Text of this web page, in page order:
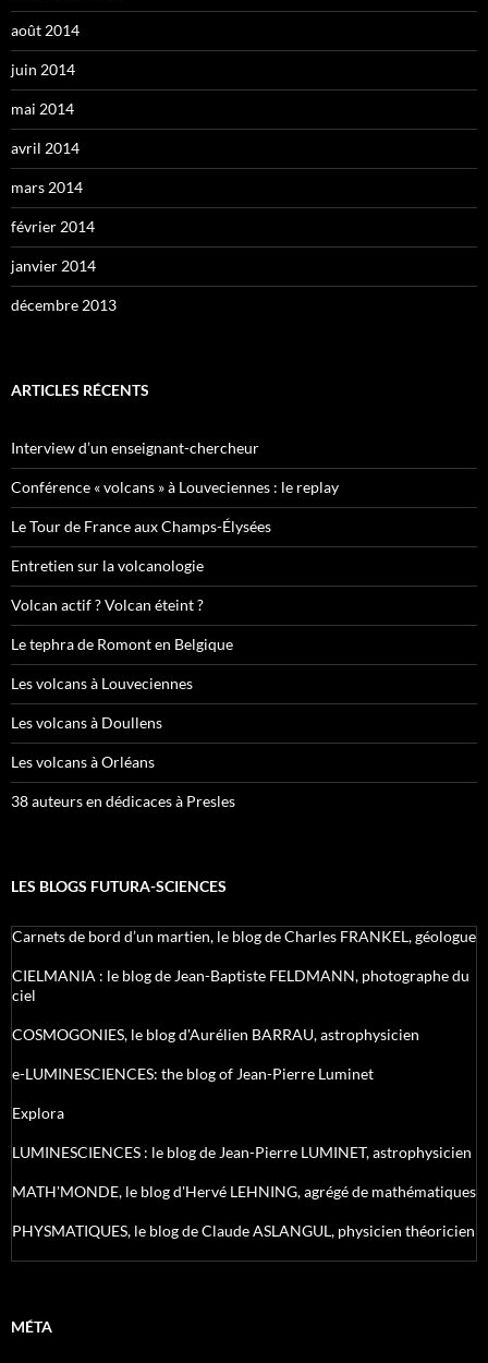
août 2014
juin 2014
mai 2014
avril 2014
mars 2014
février 2014
janvier 2014
décembre 2013
ARTICLES RÉCENTS
Interview d’un enseignant-chercheur
Conférence « volcans » à Louveciennes : le replay
Le Tour de France aux Champs-Élysées
Entretien sur la volcanologie
Volcan actif ? Volcan éteint ?
Le tephra de Romont en Belgique
Les volcans à Louveciennes
Les volcans à Doullens
Les volcans à Orléans
38 auteurs en dédicaces à Presles
LES BLOGS FUTURA-SCIENCES
Carnets de bord d’un martien, le blog de Charles FRANKEL, géologue
CIELMANIA : le blog de Jean-Baptiste FELDMANN, photographe du
ciel
COSMOGONIES, le blog d'Aurélien BARRAU, astrophysicien
e-LUMINESCIENCES: the blog of Jean-Pierre Luminet
Explora
LUMINESCIENCES : le blog de Jean-Pierre LUMINET, astrophysicien
MATH'MONDE, le blog d'Hervé LEHNING, agrégé de mathématiques
PHYSMATIQUES, le blog de Claude ASLANGUL, physicien théoricien
MÉTA